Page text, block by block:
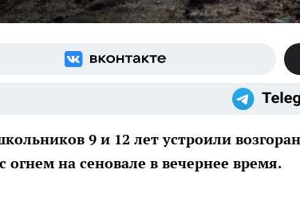
9 и 12 лет устроили
огнем на сеновале в вечернее время.